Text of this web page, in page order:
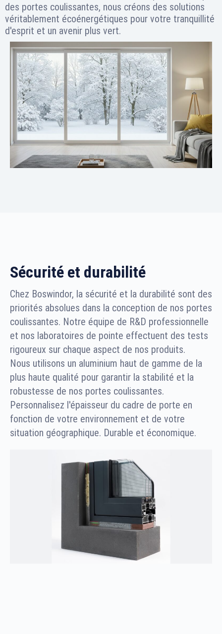
des portes coulissantes, nous créons des solutions
véritablement écoénergétiques pour votre tranquillité
d'esprit et un avenir plus vert.
Sécurité et durabilité
Chez Boswindor, la sécurité et la durabilité sont des
priorités absolues dans la conception de nos portes
coulissantes. Notre équipe de R&D professionnelle
et nos laboratoires de pointe effectuent des tests
rigoureux sur chaque aspect de nos produits.
Nous utilisons un aluminium haut de gamme de la
plus haute qualité pour garantir la stabilité et la
robustesse de nos portes coulissantes.
Personnalisez l'épaisseur du cadre de porte en
fonction de votre environnement et de votre
situation géographique. Durable et économique.